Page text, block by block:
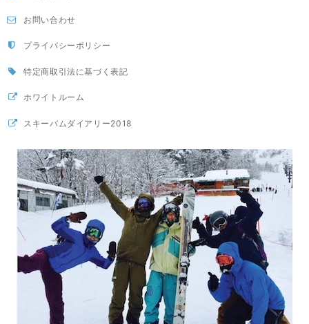
お問い合わせ
プライバシーポリシー
特定商取引法に基づく表記
ホワイトルーム
スキーバムダイアリー2018